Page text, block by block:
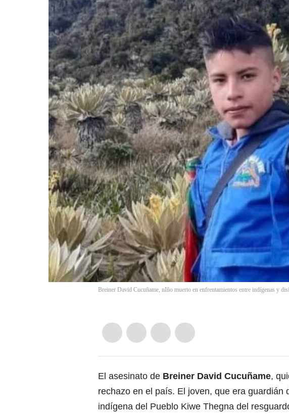
Breiner David Cucuñame, nIño muerto en enfrentamientos entre indígenas y
El asesinato de Breiner David Cucuñame,
rechazo en el país. El joven, que era guardián
indígena del Pueblo Kiwe Thegna del